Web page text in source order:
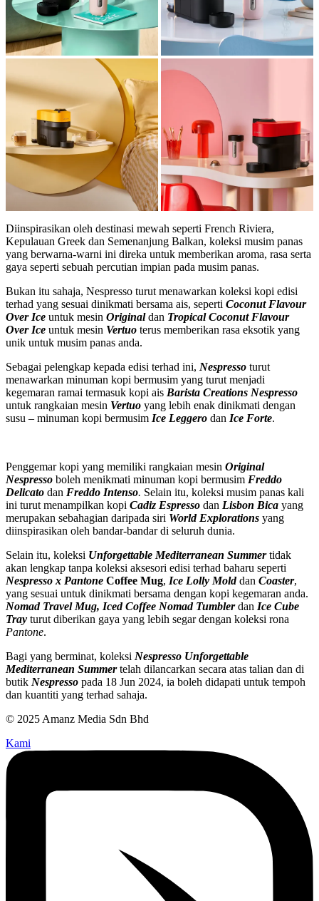
Diinspirasikan oleh destinasi mewah seperti French Riviera,
Kepulauan Greek dan Semenanjung Balkan, koleksi musim panas
yang berwarna-warni ini direka untuk memberikan aroma, rasa serta
gaya seperti sebuah percutian impian pada musim panas.
Bukan itu sahaja, Nespresso turut menawarkan koleksi kopi edisi
terhad yang sesuai dinikmati bersama ais, seperti Coconut Flavour
Over Ice untuk mesin Originaldan Tropical Coconut Flavour
Over Ice untuk mesin Vertuo terus memberikan rasa eksotik yang
unik untuk musim panas anda.
Sebagai pelengkap kepada edisi terhad ini, Nespresso turut
menawarkan minuman kopi bermusim yang turut menjadi
kegemaran ramai termasuk kopi ais Barista Creations Nespresso
untuk rangkaian mesin Vertuo yang lebih enak dinikmati dengan
susu – minuman kopi bermusim Ice Leggero dan Ice Forte.
Penggemar kopi yang memiliki rangkaian mesin Original
Nespresso boleh menikmati minuman kopi bermusim Freddo
Delicato dan Freddo Intenso. Selain itu, koleksi musim panas kali
ini turut menampilkan kopi Cadiz Espresso dan Lisbon Bica yang
merupakan sebahagian daripada siri World Explorations yang
diinspirasikan oleh bandar-bandar di seluruh dunia.
Selain itu, koleksi Unforgettable Mediterranean Summertidak
akan lengkap tanpa koleksi aksesori edisi terhad baharu seperti
Nespresso x Pantone Coffee Mug, Ice Lolly Molddan Coaster,
yang sesuai untuk dinikmati bersama dengan kopi kegemaran anda.
Nomad Travel Mug, Iced Coffee Nomad Tumblerdan Ice Cube
Tray turut diberikan gaya yang lebih segar dengan koleksi rona
Pantone.
Bagi yang berminat, koleksi Nespresso Unforgettable
Mediterranean Summertelah dilancarkan secara atas talian dan di
butik Nespresso pada 18 Jun 2024, ia boleh didapati untuk tempoh
dan kuantiti yang terhad sahaja.
© 2025 Amanz Media Sdn Bhd
Kami